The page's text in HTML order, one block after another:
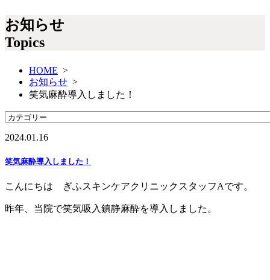
お知らせ
Topics
HOME >
お知らせ >
笑気麻酔導入しました！
2024.01.16
笑気麻酔導入しました！
こんにちは ぎふスキンケアクリニックスタッフAです。
昨年、当院で笑気吸入鎮静麻酔を導入しました。